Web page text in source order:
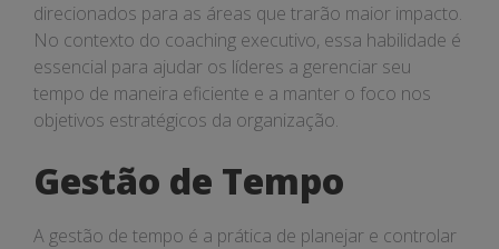
direcionados para as áreas que trarão maior impacto.
No contexto do coaching executivo, essa habilidade é
essencial para ajudar os líderes a gerenciar seu
tempo de maneira eficiente e a manter o foco nos
objetivos estratégicos da organização.
Gestão de Tempo
A gestão de tempo é a prática de planejar e controlar